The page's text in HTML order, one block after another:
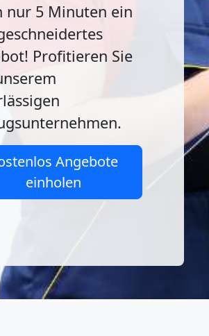
nur 5 Minuten ein
Profitieren Sie
Angebote
einholen